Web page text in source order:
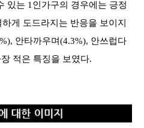
있는 1인가구의 경우에는 긍정
게 도드라지는 반응을 보이지
안타까우며(4.3%), 안쓰럽다
적은 특징을 보였다.